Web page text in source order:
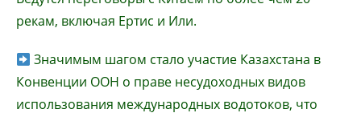
рекам, включая Ертис и Или.
Значимым шагом стало участие Казахстана в
Конвенции ООН о праве несудоходных видов
использования международных водотоков, что